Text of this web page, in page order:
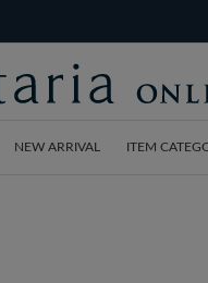
NEW ARRIVAL ITEM